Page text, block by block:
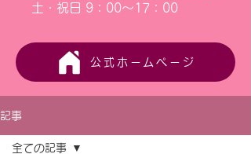
土・祝日 9：00～17：00
公式ホームページ
記事
全ての記事